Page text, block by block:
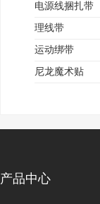
电源线捆扎带
理线带
运动绑带
尼龙魔术贴
产品中心